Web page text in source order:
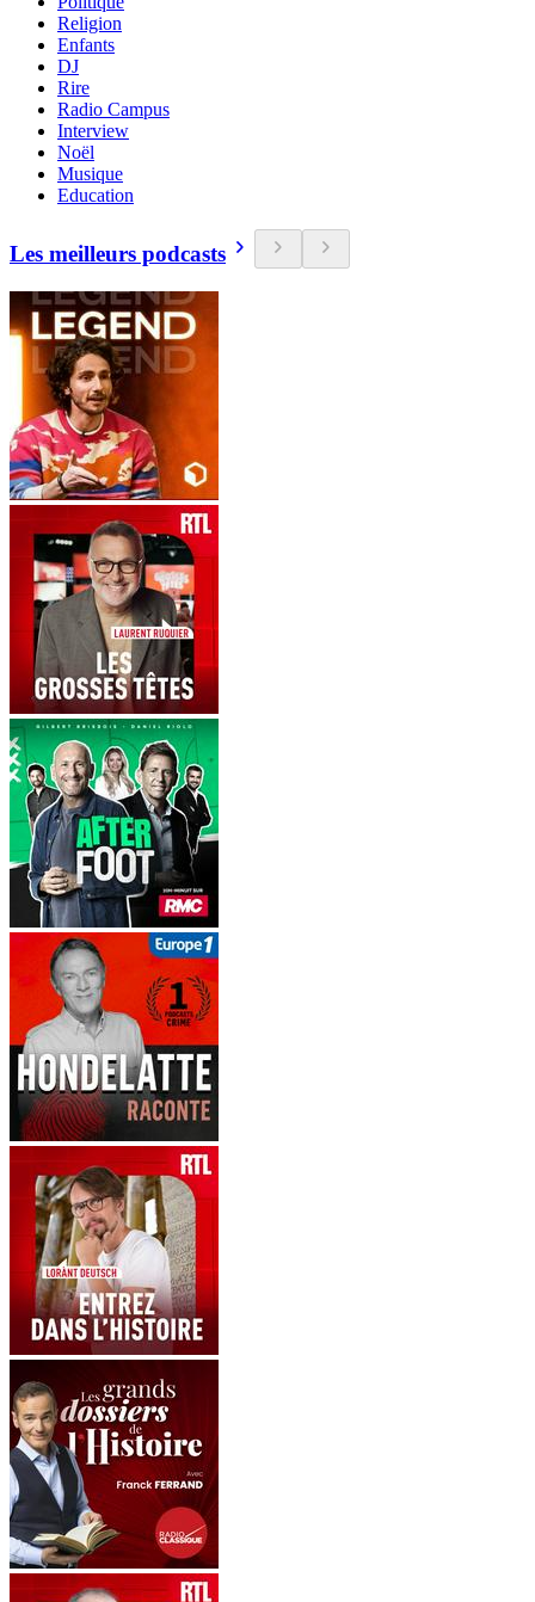
Religion
Enfants
DJ
Rire
Radio Campus
Interview
Noël
Musique
Education
Les meilleurs podcasts